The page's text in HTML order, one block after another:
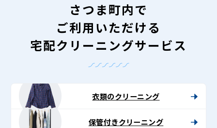
Lenet〈リ
さつま町内で
ご利用いただける
宅配クリーニングサービス
衣類のクリーニング
保管付きクリーニング